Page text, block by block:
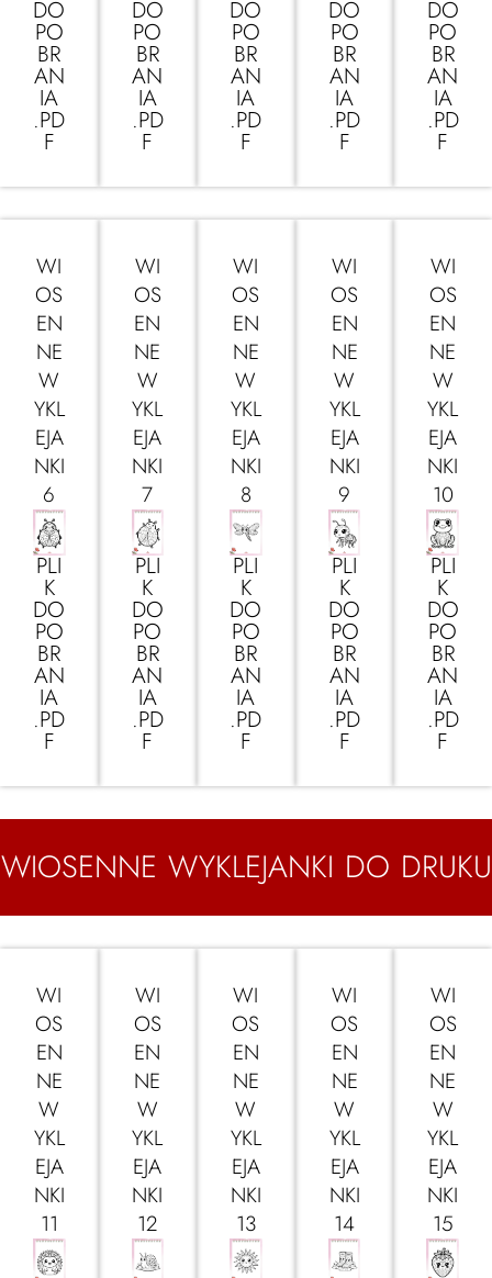
DO
PO
BR
AN
IA
.PD
F
DO
PO
BR
AN
IA
.PD
F
DO
PO
BR
AN
IA
.PD
F
DO
PO
BR
AN
IA
.PD
F
DO
PO
BR
AN
IA
.PD
F
WI
OS
EN
NE
W
YKL
EJA
NKI
6
PLI
K
DO
PO
BR
AN
IA
.PD
F
WI
OS
EN
NE
W
YKL
EJA
NKI
7
PLI
K
DO
PO
BR
AN
IA
.PD
F
WI
OS
EN
NE
W
YKL
EJA
NKI
8
PLI
K
DO
PO
BR
AN
IA
.PD
F
WI
OS
EN
NE
W
YKL
EJA
NKI
9
PLI
K
DO
PO
BR
AN
IA
.PD
F
WI
OS
EN
NE
W
YKL
EJA
NKI
10
PLI
K
DO
PO
BR
AN
IA
.PD
F
WIOSENNE WYKLEJANKI DO DRUKU
WI
OS
EN
NE
W
YKL
EJA
NKI
11
WI
OS
EN
NE
W
YKL
EJA
NKI
12
WI
OS
EN
NE
W
YKL
EJA
NKI
13
WI
OS
EN
NE
W
YKL
EJA
NKI
14
WI
OS
EN
NE
W
YKL
EJA
NKI
15